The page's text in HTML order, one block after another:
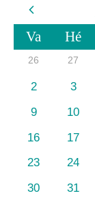
Va Hé
26 27
2
3
9
10
16
17
23
24
30
31